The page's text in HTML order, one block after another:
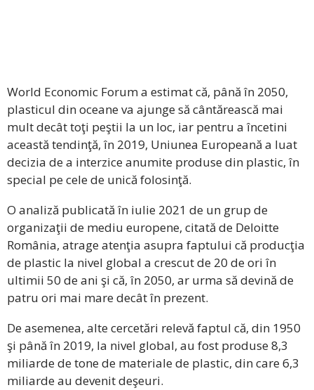
World Economic Forum a estimat că, până în 2050,
plasticul din oceane va ajunge să cântărească mai
mult decât toţi peştii la un loc, iar pentru a încetini
această tendinţă, în 2019, Uniunea Europeană a luat
decizia de a interzice anumite produse din plastic, în
special pe cele de unică folosinţă.
O analiză publicată în iulie 2021 de un grup de
organizaţii de mediu europene, citată de Deloitte
România, atrage atenţia asupra faptului că producţia
de plastic la nivel global a crescut de 20 de ori în
ultimii 50 de ani şi că, în 2050, ar urma să devină de
patru ori mai mare decât în prezent.
De asemenea, alte cercetări relevă faptul că, din 1950
şi până în 2019, la nivel global, au fost produse 8,3
miliarde de tone de materiale de plastic, din care 6,3
miliarde au devenit deşeuri.